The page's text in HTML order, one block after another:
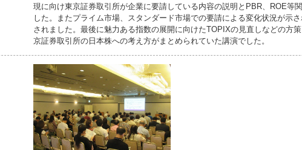
現に向け東京証券取引所が企業に要請している内容の説明とPBR、ROE等
した。またプライム市場、スタンダード市場での要請による変化状況が示
されました。最後に魅力ある指数の展開に向けたTOPIXの見直しなどの方
京証券取引所の日本株への考え方がまとめられていた講演でした。